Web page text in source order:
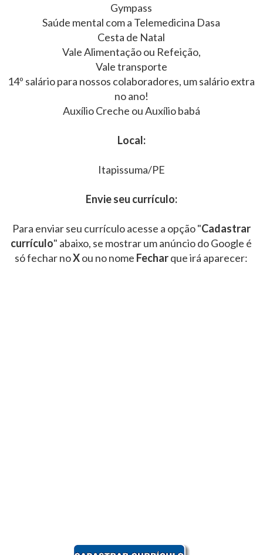
Gympass
Saúde mental com a Telemedicina Dasa
Cesta de Natal
Vale Alimentação ou Refeição,
Vale transporte
14º salário para nossos colaboradores, um salário extra
no ano!
Auxílio Creche ou Auxílio babá
Local:
Itapissuma/PE
Envie seu currículo:
Para enviar seu currículo acesse a opção "Cadastrar
currículo" abaixo, se mostrar um anúncio do Google é
só fechar noXou no nome Fecharque irá aparecer: